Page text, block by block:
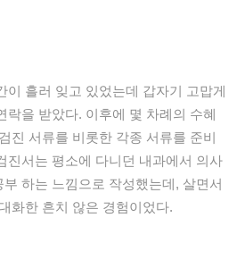
이 흘러 잊고 있었는데 갑자기 고맙게
락을 받았다. 이후에 몇 차례의 수혜
진 서류를 비롯한 각종 서류를 준비
진서는 평소에 다니던 내과에서 의사
하는 느낌으로 작성했는데, 살면서
화한 흔치 않은 경험이었다.